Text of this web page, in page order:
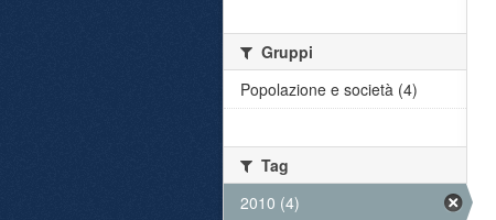
Gruppi
Popolazione e società (4)
Tag
2010 (4)